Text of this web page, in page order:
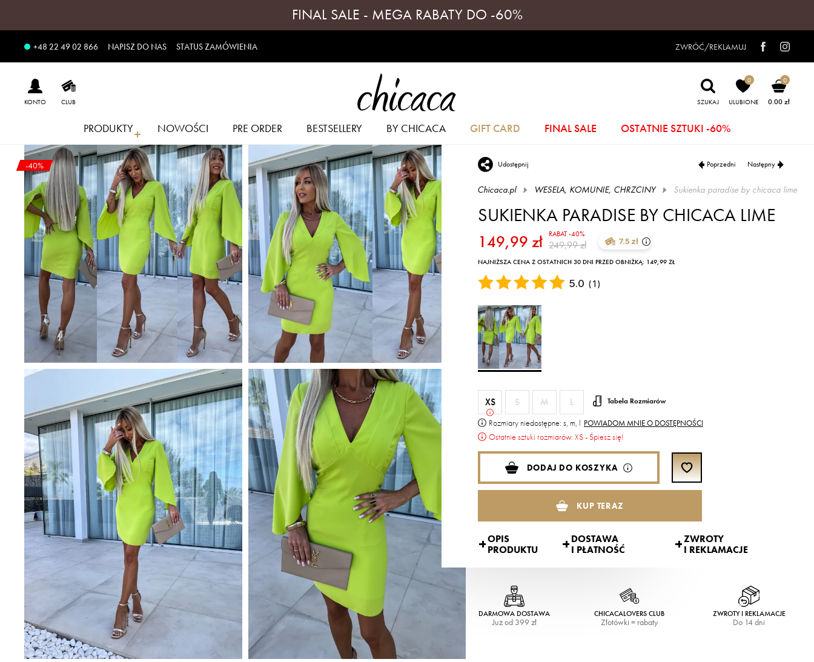
FINAL SALE - MEGA RABATY DO -60%
+48 22 49 02 866 NAPISZ DO NAS STATUS ZAMÓWIENIA ZWRÓĆ/REKLAMUJ
KONTO CLUB SZUKAJ
0
ULUBIONE
0
0.00 zł
PRODUKTY NOWOŚCI PRE ORDER BESTSELLERY BY CHICACA GIFT CARD FINAL SALE OSTATNIE SZTUKI -60%
-40% Udostępnij Poprzedni Następny
Chicaca.pl WESELA, KOMUNIE, CHRZCINY sukienka paradise by chicaca lime
SUKIENKA PARADISE BY CHICACA LIME
149,99 zł RABAT -40%
249,99 zł 7.5 zł
NAJNIŻSZA CENA Z OSTATNICH 30 DNI PRZED OBNIŻKĄ: 149,99 ZŁ
5.0 (1 )
XS S M L Tabela Rozmiarów
Rozmiary niedostępne: s, m, l POWIADOM MNIE O DOSTĘPNOŚCI
Ostatnie sztuki rozmiarów: XS - Śpiesz się!
DODAJ DO KOSZYKA
KUP TERAZ
OPIS
PRODUKTU
DOSTAWA
I PŁATNOŚĆ
ZWROTY
I REKLAMACJE
DARMOWA DOSTAWA
Już od 399 zł
CHICACALOVERS CLUB
Złotówki = rabaty
ZWROTY I REKLAMACJE
Do 14 dni